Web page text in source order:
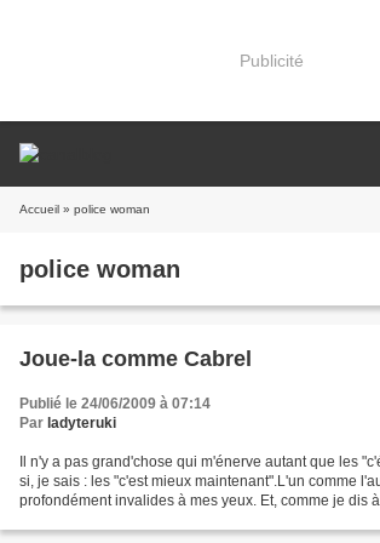
Publicité
Accueil » police woman
police woman
Joue-la comme Cabrel
Publié le 24/06/2009 à 07:14
Par ladyteruki
Il n'y a pas grand'chose qui m'énerve autant que les
si, je sais : les "c'est mieux maintenant".L'un comme
profondément invalides à mes yeux. Et, comme je dis